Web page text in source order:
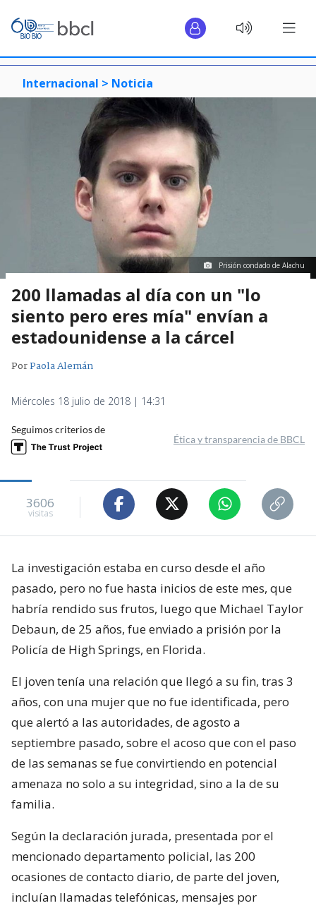
Internacional > Noticia
Prisión condado de Alachu
200 llamadas al día con un "lo
siento pero eres mía" envían a
estadounidense a la cárcel
PorPaola Alemán
Miércoles 18 julio de 2018 | 14:31
Seguimos criterios de
Ética y transparencia de BBCL
3606
visitas
La investigación estaba en curso desde el año
pasado, pero no fue hasta inicios de este mes, que
habría rendido sus frutos, luego que Michael Taylor
Debaun, de 25 años, fue enviado a prisión por la
Policía de High Springs, en Florida.
El joven tenía una relación que llegó a su fin, tras 3
años, con una mujer que no fue identificada, pero
que alertó a las autoridades, de agosto a
septiembre pasado, sobre el acoso que con el paso
de las semanas se fue convirtiendo en potencial
amenaza no solo a su integridad, sino a la de su
familia.
Según la declaración jurada, presentada por el
mencionado departamento policial, las 200
ocasiones de contacto diario, de parte del joven,
incluían llamadas telefónicas, mensajes por